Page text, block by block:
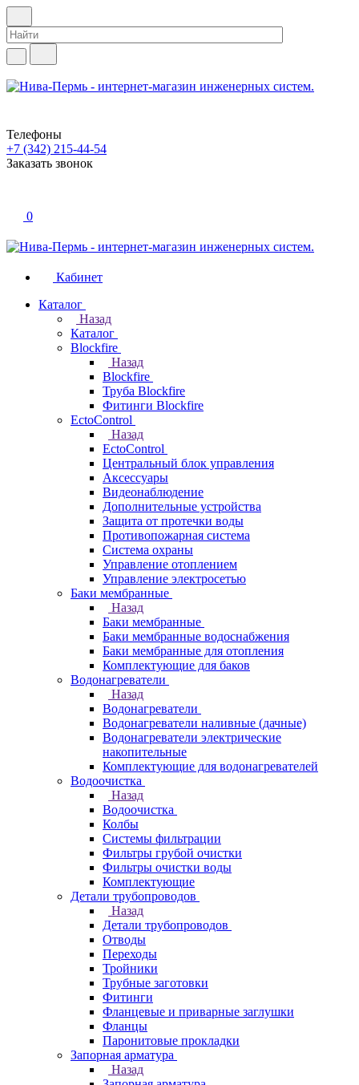
Телефоны
+7 (342) 215-44-54
Заказать звонок
0
Кабинет
Каталог
Назад
Каталог
Blockfire
Назад
Blockfire
Труба Blockfire
Фитинги Blockfire
EctoControl
Назад
EctoControl
Центральный блок управления
Аксессуары
Видеонаблюдение
Дополнительные устройства
Защита от протечки воды
Противопожарная система
Система охраны
Управление отоплением
Управление электросетью
Баки мембранные
Назад
Баки мембранные
Баки мембранные водоснабжения
Баки мембранные для отопления
Комплектующие для баков
Водонагреватели
Назад
Водонагреватели
Водонагреватели наливные (дачные)
Водонагреватели электрические
накопительные
Комплектующие для водонагревателей
Водоочистка
Назад
Водоочистка
Колбы
Системы фильтрации
Фильтры грубой очистки
Фильтры очистки воды
Комплектующие
Детали трубопроводов
Назад
Детали трубопроводов
Отводы
Переходы
Тройники
Трубные заготовки
Фитинги
Фланцевые и приварные заглушки
Фланцы
Паронитовые прокладки
Запорная арматура
Назад